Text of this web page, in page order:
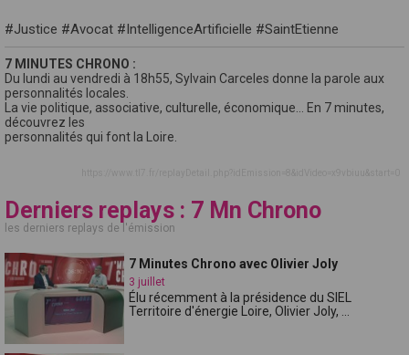
#Justice #Avocat #IntelligenceArtificielle #SaintEtienne
7 MINUTES CHRONO :
Du lundi au vendredi à 18h55, Sylvain Carceles donne la parole aux
personnalités locales.
La vie politique, associative, culturelle, économique… En 7 minutes,
découvrez les
personnalités qui font la Loire.
Derniers replays : 7 Mn Chrono
les derniers replays de l'émission
7 Minutes Chrono avec Olivier Joly
3 juillet
Élu récemment à la présidence du SIEL
Territoire d'énergie Loire, Olivier Joly, ...